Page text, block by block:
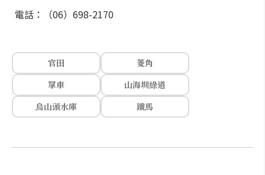
電話：（06）698-2170
官田
菱角
單車
山海圳綠道
烏山頭水庫
鐵馬